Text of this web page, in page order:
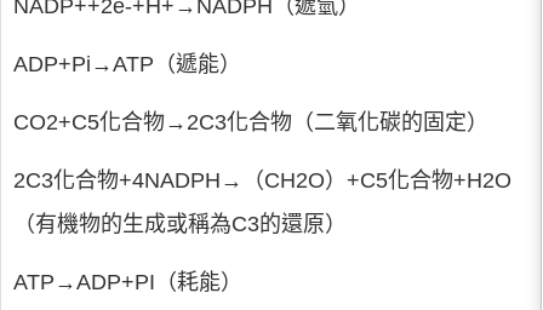
NADP++2e-+H+→NADPH（遞氫）
ADP+Pi→ATP（遞能）
CO2+C5化合物→2C3化合物（二氧化碳的固定）
2C3化合物+4NADPH→（CH2O）+C5化合物+H2O
（有機物的生成或稱為C3的還原）
ATP→ADP+PI（耗能）